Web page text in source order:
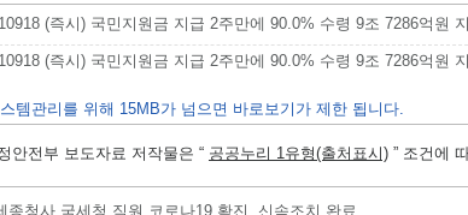
(즉시) 국민지원금 지급 2주만에 90.0% 수령 9조 7286억원
(즉시) 국민지원금 지급 2주만에 90.0% 수령 9조 7286억원
템관리를 위해 15MB가 넘으면 바로보기가 제한 됩니다.
안전부 보도자료 저작물은 “ 공공누리 1유형(출처표시) ” 조건에
종청사 국세청 직원 코로나19 확진, 신속조치 완료